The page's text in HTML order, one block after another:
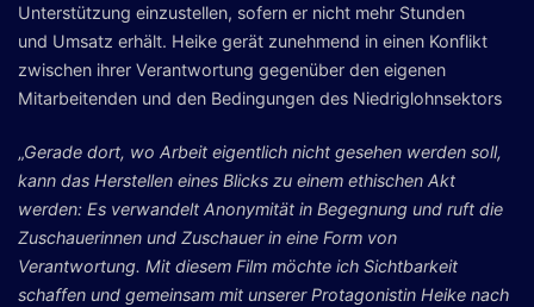
Unterstützung einzustellen, sofern er nicht mehr Stunden
und Umsatz erhält. Heike gerät zunehmend in einen Konflikt
zwischen ihrer Verantwortung gegenüber den eigenen
Mitarbeitenden und den Bedingungen des Niedriglohnsektors
„Gerade dort, wo Arbeit eigentlich nicht gesehen werden soll,
kann das Herstellen eines Blicks zu einem ethischen Akt
werden: Es verwandelt Anonymität in Begegnung und ruft die
Zuschauerinnen und Zuschauer in eine Form von
Verantwortung. Mit diesem Film möchte ich Sichtbarkeit
schaffen und gemeinsam mit unserer Protagonistin Heike nach